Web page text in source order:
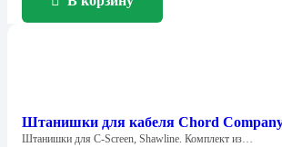
Штанишки для кабеля Chord
Штанишки для C-Screen, Shawline. Комплект из…